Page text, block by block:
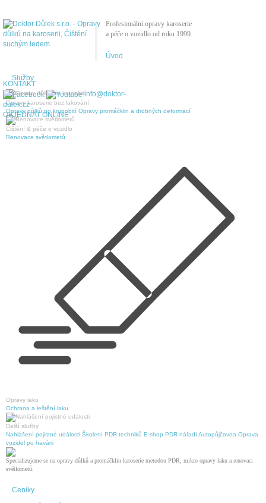
Profesionální opravy karoserie
a péče o vozidlo od roku 1999.
Úvod
Služby
Opravy karoserie bez lakování
Opravy důlků po krupobití Opravy promáčklin a drobných deformací
Čištění & péče o vozidlo
Renovace světlometů
Opravy laku
Ochrana a leštění laku
Další služby
Nahlášení pojistné události Školení PDR techniků E-shop PDR nářadíAutopůjčovna Oprava
vozidel po havárii
Specializujeme se na opravy důlků a promáčklin karoserie metodou PDR, mikro opravy laku a renovaci
světlometů.
Ceníky
KONTAKT
info@doktor-
dulek.cz
OBJEDNAT ONLINE